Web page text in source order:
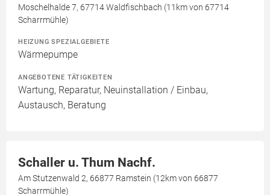
Moschelhalde 7, 67714 Waldfischbach (11km von 67714
Scharrmühle)
HEIZUNG SPEZIALGEBIETE
Wärmepumpe
ANGEBOTENE TÄTIGKEITEN
Wartung, Reparatur, Neuinstallation / Einbau,
Austausch, Beratung
Schaller u. Thum Nachf.
Am Stutzenwald 2, 66877 Ramstein (12km von 66877
Scharrmühle)